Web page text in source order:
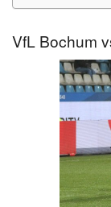
VfL Bochum